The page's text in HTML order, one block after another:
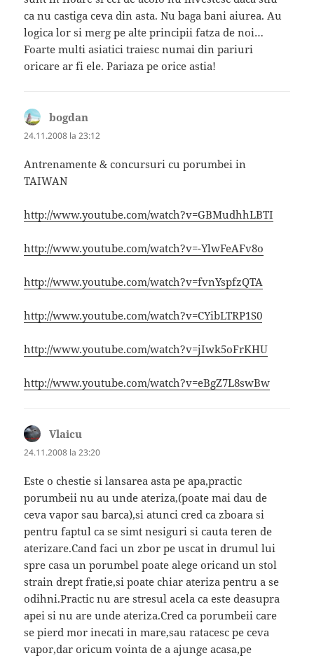
ca nu castiga ceva din asta. Nu baga bani aiurea. Au
logica lor si merg pe alte principii fatza de noi…
Foarte multi asiatici traiesc numai din pariuri
oricare ar fi ele. Pariaza pe orice astia!
bogdan
24.11.2008 la 23:12
Antrenamente & concursuri cu porumbei in
TAIWAN
http://www.youtube.com/watch?v=GBMudhhLBTI
http://www.youtube.com/watch?v=-YlwFeAFv8o
http://www.youtube.com/watch?v=fvnYspfzQTA
http://www.youtube.com/watch?v=CYibLTRP1S0
http://www.youtube.com/watch?v=jIwk5oFrKHU
http://www.youtube.com/watch?v=eBgZ7L8swBw
Vlaicu
24.11.2008 la 23:20
Este o chestie si lansarea asta pe apa,practic
porumbeii nu au unde ateriza,(poate mai dau de
ceva vapor sau barca),si atunci cred ca zboara si
pentru faptul ca se simt nesiguri si cauta teren de
aterizare.Cand faci un zbor pe uscat in drumul lui
spre casa un porumbel poate alege oricand un stol
strain drept fratie,si poate chiar ateriza pentru a se
odihni.Practic nu are stresul acela ca este deasupra
apei si nu are unde ateriza.Cred ca porumbeii care
se pierd mor inecati in mare,sau ratacesc pe ceva
vapor,dar oricum vointa de a ajunge acasa,pe